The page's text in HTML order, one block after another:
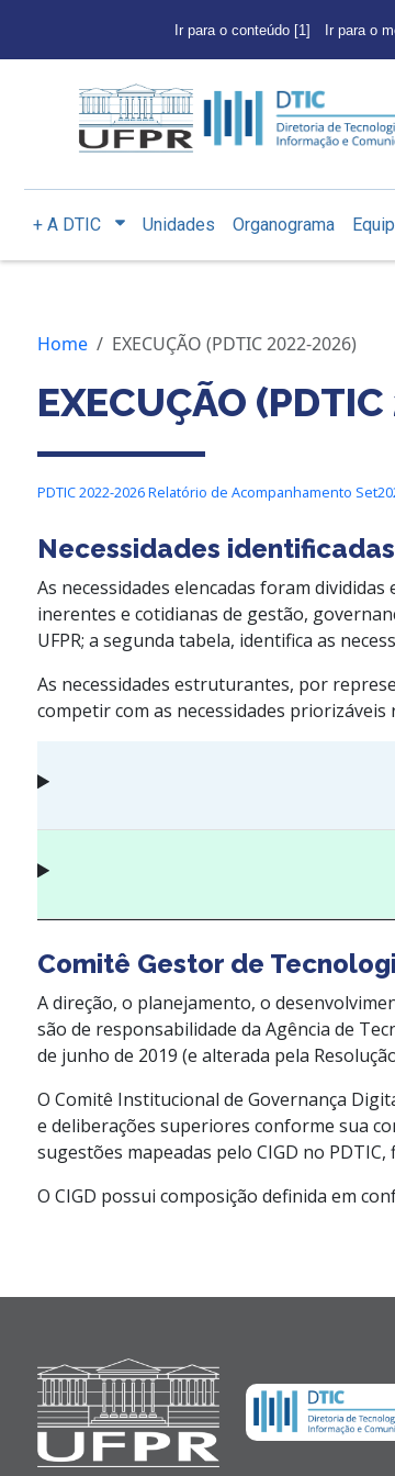
Ir para o conteúdo [1] Ir para o
+ A DTIC Unidades Organograma
Home EXECUÇÃO (PDTIC 2022-2026)
EXECUÇÃO
PDTIC 2022-2026 Relatório de Acompanhamento
Necessidades identificadas
As necessidades elencadas foram divididas
inerentes e cotidianas de gestão,
UFPR; a segunda tabela, identifica as
As necessidades estruturantes, por
competir com as necessidades
Comitê Gestor de
A direção, o planejamento, o
são de responsabilidade da Agência de
de junho de 2019 (e alterada pela
O Comitê Institucional de Governança
e deliberações superiores conforme sua
sugestões mapeadas pelo CIGD no
O CIGD possui composição definida em